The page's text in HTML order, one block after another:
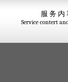
服务内
Service contert